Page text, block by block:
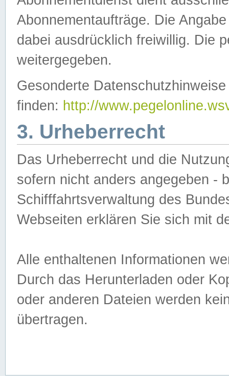
Abonnementaufträge. Die
dabei ausdrücklich freiwillig. Die
weitergegeben.
Gesonderte
finden: http://
3. Urheberrecht
Das Urheberrecht und die
sofern nicht anders angegeben -
Schifffahrtsverwaltung des
Webseiten erklären Sie sich mit
Alle enthaltenen Informationen
Durch das Herunterladen oder
oder anderen Dateien werden
übertragen.